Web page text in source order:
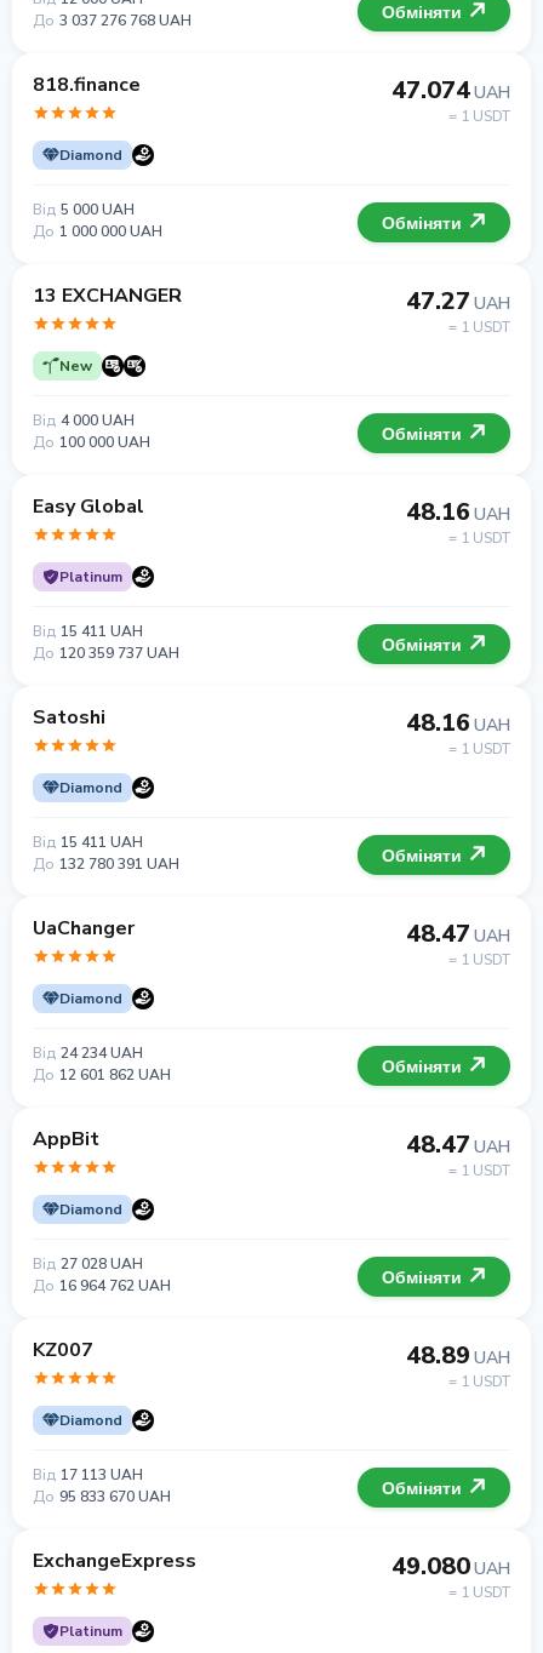
До 3 037 276 768 UAH Обміняти
818.finance
Diamond
47.074UAH
= 1 USDT
Від 5 000 UAH
До 1 000 000 UAH Обміняти
13 EXCHANGER
New
47.27 UAH
= 1 USDT
Від 4 000 UAH
До 100 000 UAH Обміняти
Easy Global
Platinum
48.16 UAH
= 1 USDT
Від 15 411 UAH
До 120 359 737 UAH Обміняти
Satoshi
Diamond
48.16 UAH
= 1 USDT
Від 15 411 UAH
До 132 780 391 UAH Обміняти
UaChanger
Diamond
48.47 UAH
= 1 USDT
Від 24 234 UAH
До 12 601 862 UAH Обміняти
AppBit
Diamond
48.47 UAH
= 1 USDT
Від 27 028 UAH
До 16 964 762 UAH Обміняти
KZ007
Diamond
48.89 UAH
= 1 USDT
Від 17 113 UAH
До 95 833 670 UAH Обміняти
ExchangeExpress
Platinum
49.080UAH
= 1 USDT